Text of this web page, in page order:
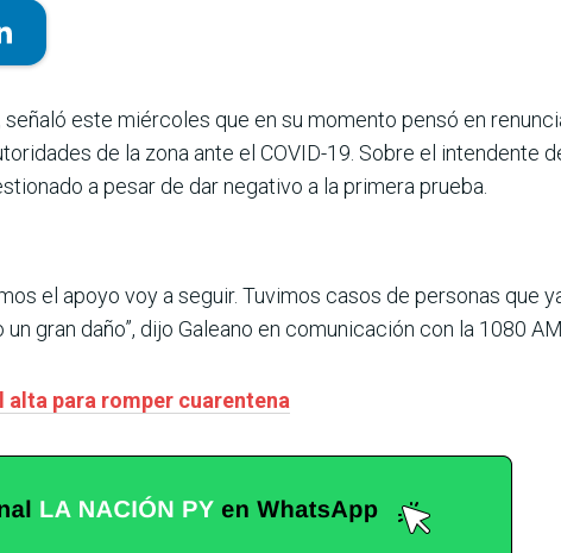
este miércoles que en su momento pensó en
de la zona ante el COVID-19. Sobre el intendente
a pesar de dar negativo a la primera prueba.
el apoyo voy a seguir. Tuvimos casos de personas que
gran daño”, dijo Galeano en comunicación con la 1080 AM.
alta para romper cuarentena